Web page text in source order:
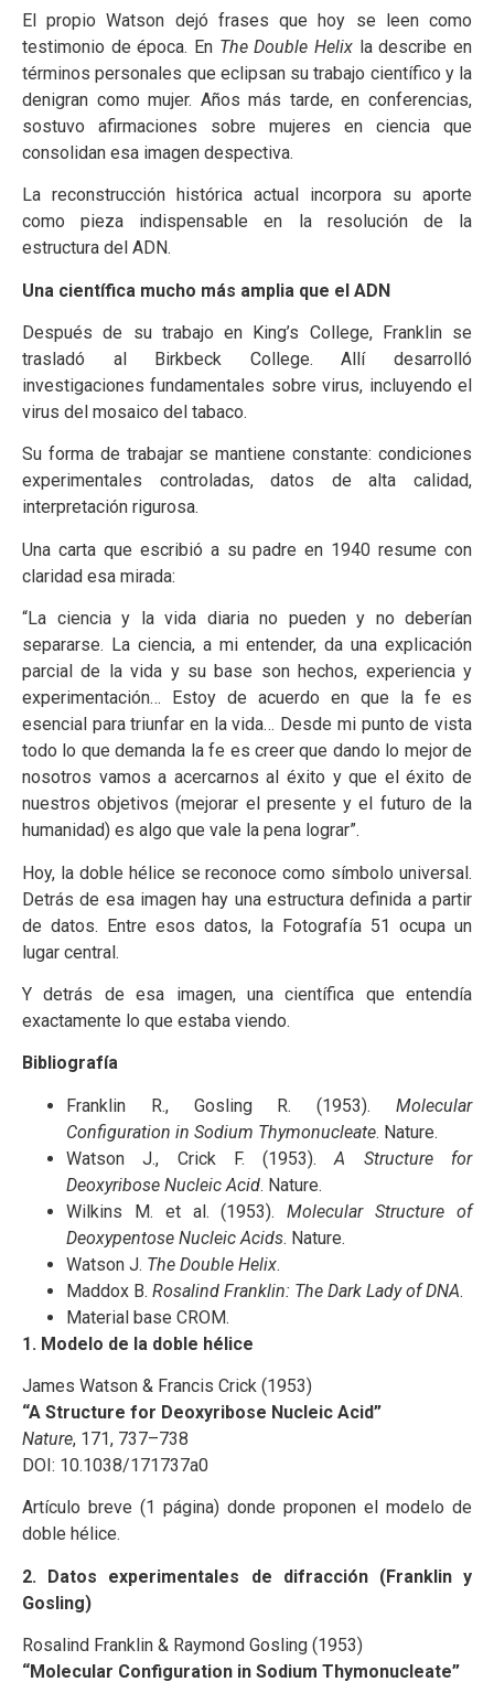
El propio Watson dejó frases que hoy se leen como
testimonio de época. En The Double Helix la describe en
términos personales que eclipsan su trabajo científico y la
denigran como mujer. Años más tarde, en conferencias,
sostuvo afirmaciones sobre mujeres en ciencia que
consolidan esa imagen despectiva.
La reconstrucción histórica actual incorpora su aporte
como pieza indispensable en la resolución de la
estructura del ADN.
Una científica mucho más amplia que el ADN
Después de su trabajo en King’s College, Franklin se
trasladó al Birkbeck College. Allí desarrolló
investigaciones fundamentales sobre virus, incluyendo el
virus del mosaico del tabaco.
Su forma de trabajar se mantiene constante: condiciones
experimentales controladas, datos de alta calidad,
interpretación rigurosa.
Una carta que escribió a su padre en 1940 resume con
claridad esa mirada:
“La ciencia y la vida diaria no pueden y no deberían
separarse. La ciencia, a mi entender, da una explicación
parcial de la vida y su base son hechos, experiencia y
experimentación… Estoy de acuerdo en que la fe es
esencial para triunfar en la vida… Desde mi punto de vista
todo lo que demanda la fe es creer que dando lo mejor de
nosotros vamos a acercarnos al éxito y que el éxito de
nuestros objetivos (mejorar el presente y el futuro de la
humanidad) es algo que vale la pena lograr”.
Hoy, la doble hélice se reconoce como símbolo universal.
Detrás de esa imagen hay una estructura definida a partir
de datos. Entre esos datos, la Fotografía 51 ocupa un
lugar central.
Y detrás de esa imagen, una científica que entendía
exactamente lo que estaba viendo.
Bibliografía
Franklin R., Gosling R. (1953). Molecular
Configuration in Sodium Thymonucleate. Nature.
Watson J., Crick F. (1953).A Structure for
Deoxyribose Nucleic Acid. Nature.
Wilkins M. et al. (1953).Molecular Structure of
Deoxypentose Nucleic Acids. Nature.
Watson J. The Double Helix.
Maddox B. Rosalind Franklin: The Dark Lady of DNA.
Material base CROM.
1. Modelo de la doble hélice
James Watson & Francis Crick (1953)
“A Structure for Deoxyribose Nucleic Acid”
Nature, 171, 737–738
DOI: 10.1038/171737a0
Artículo breve (1 página) donde proponen el modelo de
doble hélice.
2. Datos experimentales de difracción (Franklin y
Gosling)
Rosalind Franklin & Raymond Gosling (1953)
“Molecular Configuration in Sodium Thymonucleate”